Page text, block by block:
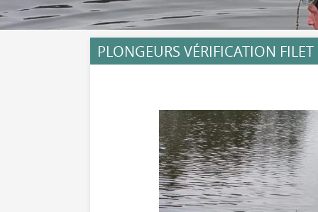
PLONGEURS VÉRIFICATION FILET